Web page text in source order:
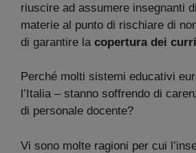
riuscire ad assumere insegnanti
materie al punto di rischiare di
di garantire la copertura dei
Perché molti sistemi educativi
l’Italia – stanno soffrendo di
di personale docente?
Vi sono molte ragioni per cui